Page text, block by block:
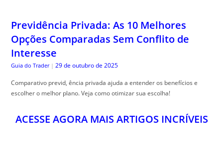
Previdência Privada: As 10 Melhores
Opções Comparadas Sem Conflito de
Interesse
Guia do Trader | 29 de outubro de 2025
Comparativo previd, ência privada ajuda a entender os benefícios e
escolher o melhor plano. Veja como otimizar sua escolha!
ACESSE AGORA MAIS ARTIGOS INCRÍVEIS